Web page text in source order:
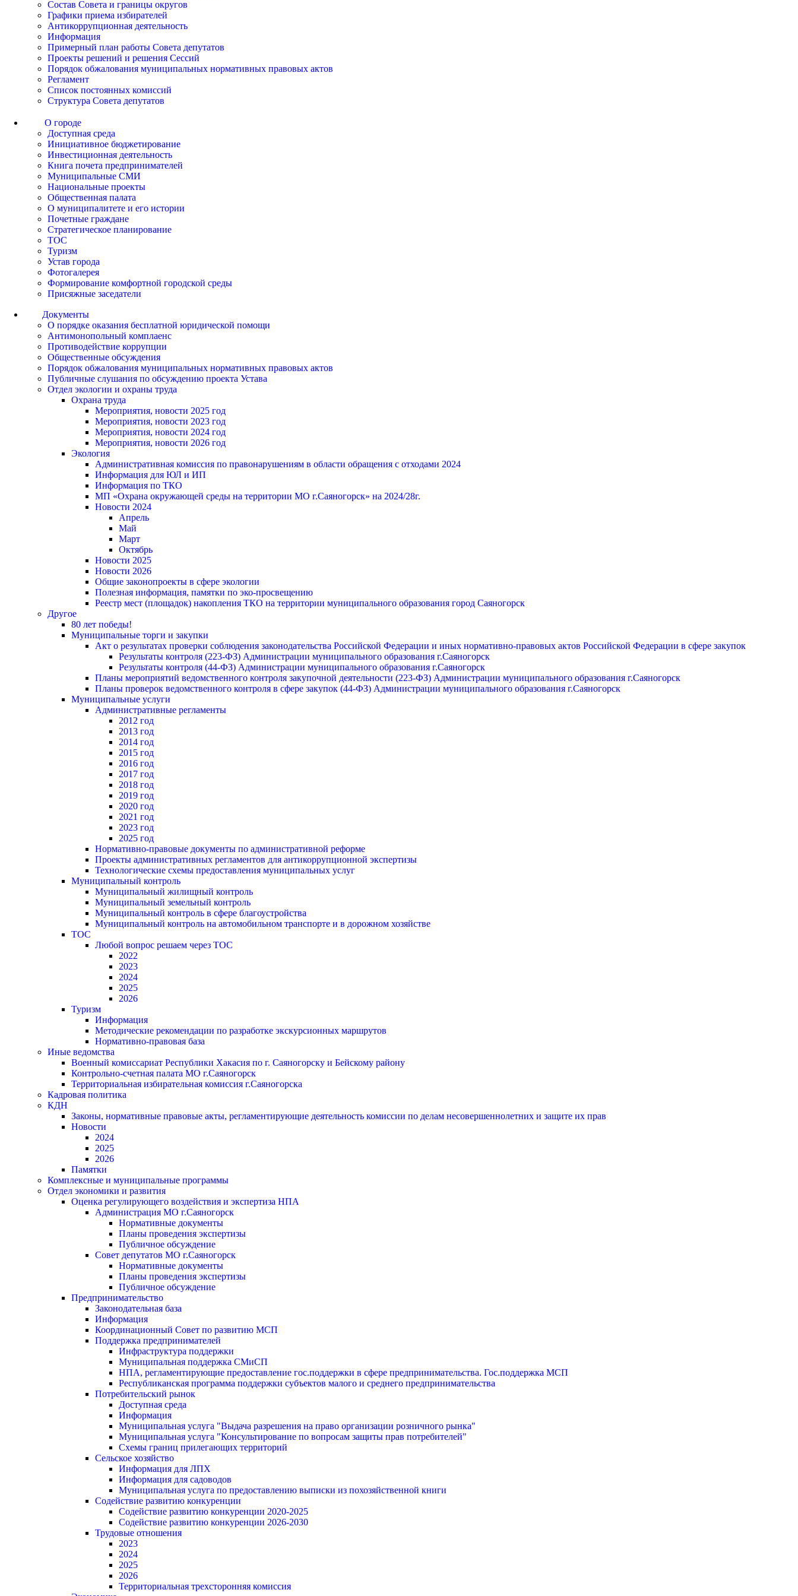
Состав Совета и границы округов
Графики приема избирателей
Антикоррупционная деятельность
Информация
Примерный план работы Совета депутатов
Проекты решений и решения Сессий
Порядок обжалования муниципальных нормативных правовых актов
Регламент
Список постоянных комиссий
Структура Совета депутатов
О городе
Доступная среда
Инициативное бюджетирование
Инвестиционная деятельность
Книга почета предпринимателей
Муниципальные СМИ
Национальные проекты
Общественная палата
О муниципалитете и его истории
Почетные граждане
Стратегическое планирование
ТОС
Туризм
Устав города
Фотогалерея
Формирование комфортной городской среды
Присяжные заседатели
Документы
О порядке оказания бесплатной юридической помощи
Антимонопольный комплаенс
Противодействие коррупции
Общественные обсуждения
Порядок обжалования муниципальных нормативных правовых актов
Публичные слушания по обсуждению проекта Устава
Отдел экологии и охраны труда
Охрана труда
Мероприятия, новости 2025 год
Мероприятия, новости 2023 год
Мероприятия, новости 2024 год
Мероприятия, новости 2026 год
Экология
Административная комиссия по правонарушениям в области обращения с отходами 2024
Информация для ЮЛ и ИП
Информация по ТКО
МП «Охрана окружающей среды на территории МО г.Саяногорск» на 2024/28г.
Новости 2024
Апрель
Май
Март
Октябрь
Новости 2025
Новости 2026
Общие законопроекты в сфере экологии
Полезная информация, памятки по эко-просвещению
Реестр мест (площадок) накопления ТКО на территории муниципального образования город Саяногорск
Другое
80 лет победы!
Муниципальные торги и закупки
Акт о результатах проверки соблюдения законодательства Российской Федерации и иных нормативно-правовых актов Российской Федерации в сфере закупок
Результаты контроля (223-ФЗ) Администрации муниципального образования г.Саяногорск
Результаты контроля (44-ФЗ) Администрации муниципального образования г.Саяногорск
Планы мероприятий ведомственного контроля закупочной деятельности (223-ФЗ) Администрации муниципального образования г.Саяногорск
Планы проверок ведомственного контроля в сфере закупок (44-ФЗ) Администрации муниципального образования г.Саяногорск
Муниципальные услуги
Административные регламенты
2012 год
2013 год
2014 год
2015 год
2016 год
2017 год
2018 год
2019 год
2020 год
2021 год
2023 год
2025 год
Нормативно-правовые документы по административной реформе
Проекты административных регламентов для антикоррупционной экспертизы
Технологические схемы предоставления муниципальных услуг
Муниципальный контроль
Муниципальный жилищный контроль
Муниципальный земельный контроль
Муниципальный контроль в сфере благоустройства
Муниципальный контроль на автомобильном транспорте и в дорожном хозяйстве
ТОС
Любой вопрос решаем через ТОС
2022
2023
2024
2025
2026
Туризм
Информация
Методические рекомендации по разработке экскурсионных маршрутов
Нормативно-правовая база
Иные ведомства
Военный комиссариат Республики Хакасия по г. Саяногорску и Бейскому району
Контрольно-счетная палата МО г.Саяногорск
Территориальная избирательная комиссия г.Саяногорска
Кадровая политика
КДН
Законы, нормативные правовые акты, регламентирующие деятельность комиссии по делам несовершеннолетних и защите их прав
Новости
2024
2025
2026
Памятки
Комплексные и муниципальные программы
Отдел экономики и развития
Оценка регулирующего воздействия и экспертиза НПА
Администрация МО г.Саяногорск
Нормативные документы
Планы проведения экспертизы
Публичное обсуждение
Совет депутатов МО г.Саяногорск
Нормативные документы
Планы проведения экспертизы
Публичное обсуждение
Предпринимательство
Законодательная база
Информация
Координационный Совет по развитию МСП
Поддержка предпринимателей
Инфраструктура поддержки
Муниципальная поддержка СМиСП
НПА, регламентирующие предоставление гос.поддержки в сфере предпринимательства. Гос.поддержка МСП
Республиканская программа поддержки субъектов малого и среднего предпринимательства
Потребительский рынок
Доступная среда
Информация
Муниципальная услуга "Выдача разрешения на право организации розничного рынка"
Муниципальная услуга "Консультирование по вопросам защиты прав потребителей"
Схемы границ прилегающих территорий
Сельское хозяйство
Информация для ЛПХ
Информация для садоводов
Муниципальная услуга по предоставлению выписки из похозяйственной книги
Содействие развитию конкуренции
Содействие развитию конкуренции 2020-2025
Содействие развитию конкуренции 2026-2030
Трудовые отношения
2023
2024
2025
2026
Территориальная трехсторонняя комиссия